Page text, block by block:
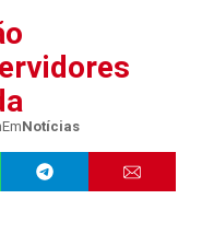
EmNotícias